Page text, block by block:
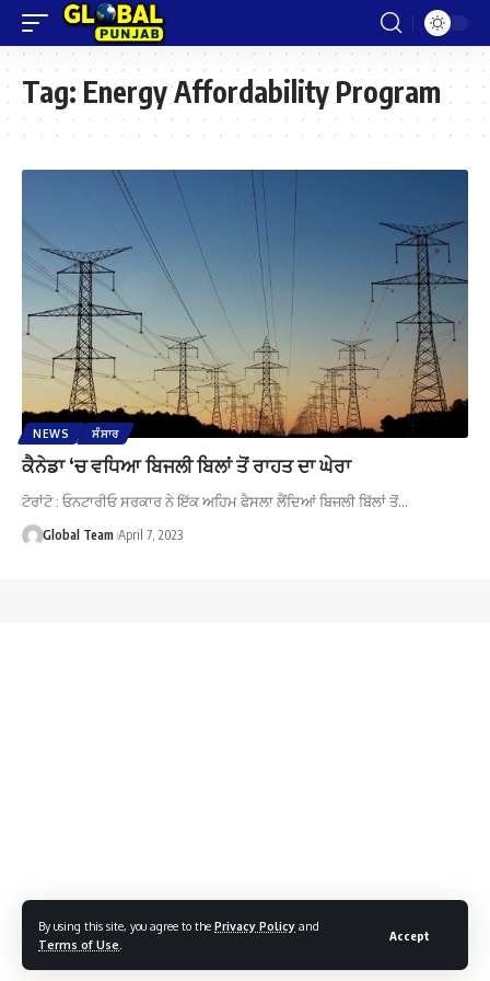
By using this site, you agree to the Privacy Policy and
Terms of Use
Accept
Tag: Energy Affordability Program
NEWS ਸੰਸਾਰ
ਕੈਨੇਡਾ ‘ਚ ਵਧਿਆ ਬਿਜਲੀ ਬਿਲਾਂ ਤੋਂ ਰਾਹਤ ਦਾ ਘੇਰਾ
ਟੋਰਾਂਟੋ : ਓਨਟਾਰੀਓ ਸਰਕਾਰ ਨੇ ਇੱਕ ਅਹਿਮ ਫੈਸਲਾ ਲੈਂਦਿਆਂ ਬਿਜਲੀ ਬਿੱਲਾਂ ਤੋਂ…
Global Team April 7, 2023